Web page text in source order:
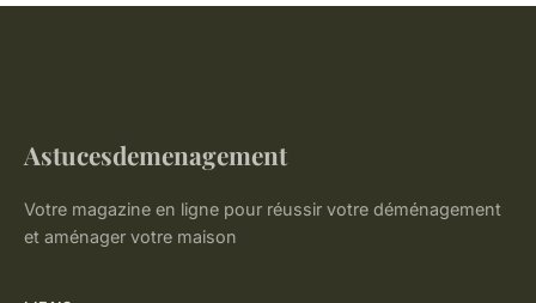
Astucesdemenagement
Votre magazine en ligne pour réussir votre déménagement
et aménager votre maison